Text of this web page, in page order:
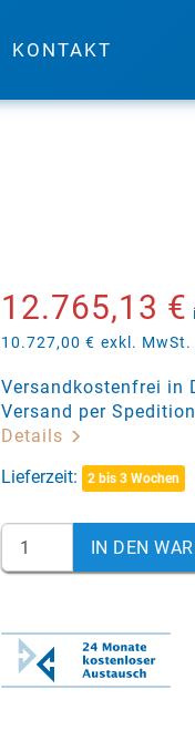
KONTAKT
12.765,13 €
10.727,00 € exkl. MwSt.
Versandkostenfrei in
Versand per
Details
Lieferzeit:
2 bis 3 Wochen
IN DEN